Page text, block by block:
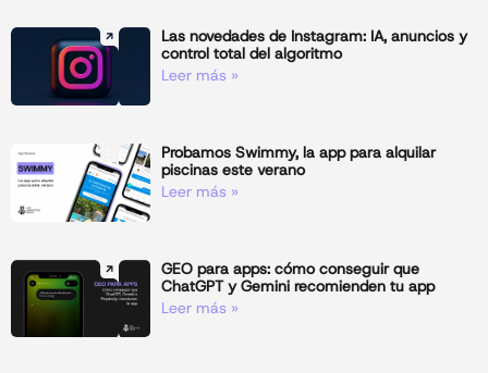
Las novedades de Instagram: IA, anuncios y
control total del algoritmo
Leer más »
Probamos Swimmy, la app para alquilar
piscinas este verano
Leer más »
GEO para apps: cómo conseguir que
ChatGPT y Gemini recomienden tu app
Leer más »